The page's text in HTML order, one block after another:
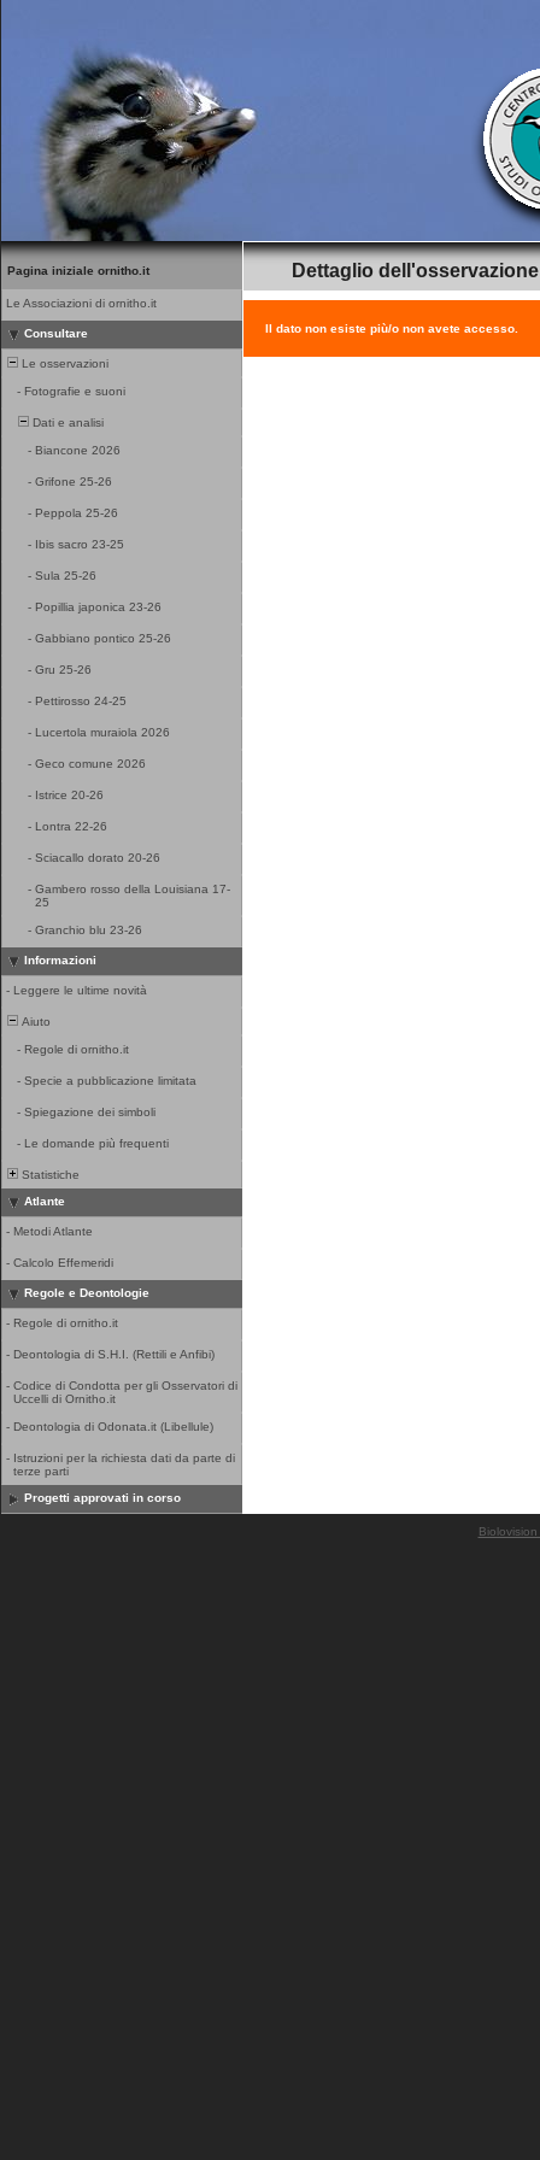
Pagina iniziale ornitho.it
Le Associazioni di ornitho.it
Consultare
Le osservazioni
- Fotografie e suoni
Dati e analisi
- Biancone 2026
- Grifone 25-26
- Peppola 25-26
- Ibis sacro 23-25
- Sula 25-26
- Popillia japonica 23-26
- Gabbiano pontico 25-26
- Gru 25-26
- Pettirosso 24-25
- Lucertola muraiola 2026
- Geco comune 2026
- Istrice 20-26
- Lontra 22-26
- Sciacallo dorato 20-26
- Gambero rosso della Louisiana 17-
25
- Granchio blu 23-26
Informazioni
- Leggere le ultime novità
Aiuto
- Regole di ornitho.it
- Specie a pubblicazione limitata
- Spiegazione dei simboli
- Le domande più frequenti
Statistiche
Atlante
- Metodi Atlante
- Calcolo Effemeridi
Regole e Deontologie
- Regole di ornitho.it
- Deontologia di S.H.I. (Rettili e Anfibi)
- Codice di Condotta per gli Osservatori di
Uccelli di Ornitho.it
- Deontologia di Odonata.it (Libellule)
- Istruzioni per la richiesta dati da parte di
terze parti
Progetti approvati in corso
Dettaglio dell'osservazione
Il dato non esiste più/o non avete accesso.
Biolovision